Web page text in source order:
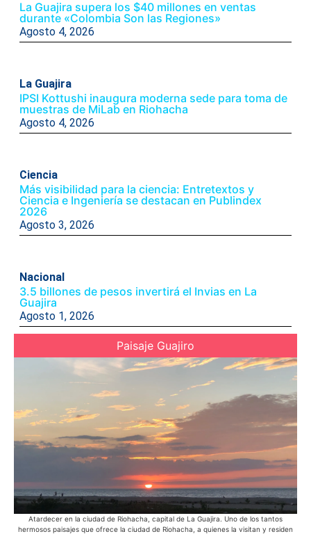
La Guajira supera los $40 millones en ventas
durante «Colombia Son las Regiones»
Agosto 4, 2026
La Guajira
IPSI Kottushi inaugura moderna sede para toma de
muestras de MiLab en Riohacha
Agosto 4, 2026
Ciencia
Más visibilidad para la ciencia: Entretextos y
Ciencia e Ingeniería se destacan en Publindex
2026
Agosto 3, 2026
Nacional
3.5 billones de pesos invertirá el Invias en La
Guajira
Agosto 1, 2026
Paisaje Guajiro
Atardecer en la ciudad de Riohacha, capital de La Guajira. Uno de los tantos
hermosos paisajes que ofrece la ciudad de Riohacha, a quienes la visitan y residen